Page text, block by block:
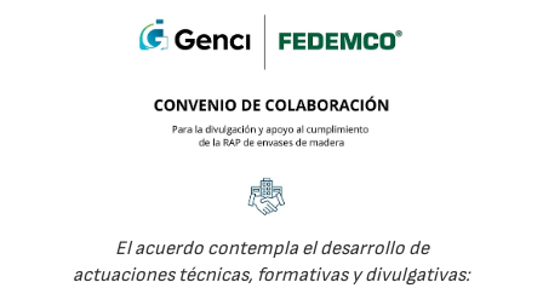
El acuerdo contempla el desarrollo de
actuaciones técnicas, formativas y divulgativas: